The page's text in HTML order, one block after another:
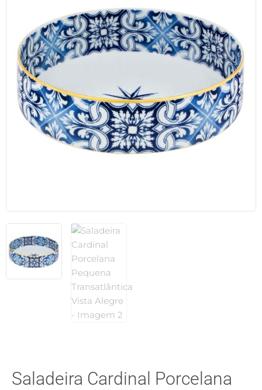
Saladeira Cardinal Porcelana